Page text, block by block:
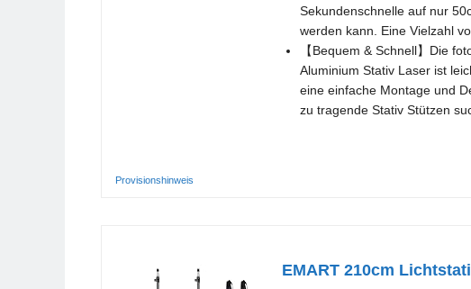
Sekundenschnelle auf nur
werden kann. Eine Vielzahl
【Bequem & Schnell】Die
Aluminium Stativ Laser ist
eine einfache Montage und
zu tragende Stativ Stützen
Provisionshinweis
EMART 210cm